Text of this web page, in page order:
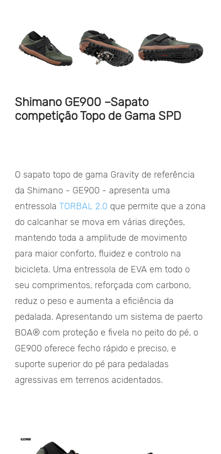
Shimano GE900 –Sapato
competição Topo de Gama SPD
O sapato topo de gama Gravity de referência
da Shimano - GE900 - apresenta uma
entressola TORBAL 2.0 que permite que a zona
do calcanhar se mova em várias direções,
mantendo toda a amplitude de movimento
para maior conforto, fluidez e controlo na
bicicleta. Uma entressola de EVA em todo o
seu comprimentos, reforçada com carbono,
reduz o peso e aumenta a eficiência da
pedalada. Apresentando um sistema de paerto
BOA® com proteção e fivela no peito do pé, o
GE900 oferece fecho rápido e preciso, e
suporte superior do pé para pedaladas
agressivas em terrenos acidentados.